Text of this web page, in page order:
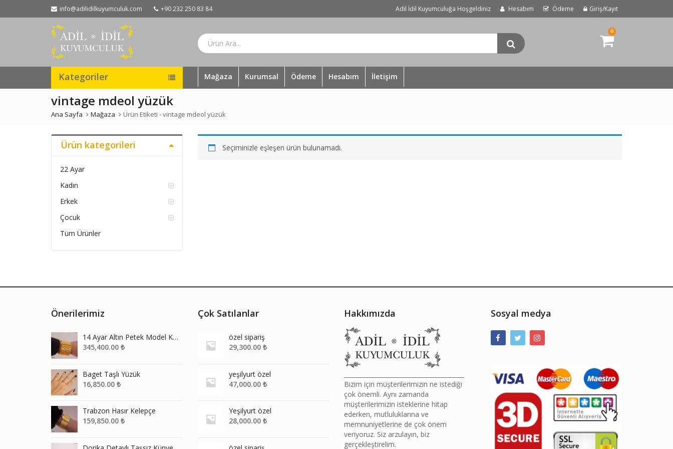
info@adilidilkuyumculuk.com +90 232 250 83 84 Adil İdil Kuyumculuğa Hoşgeldiniz Hesabım Ödeme Giriş/Kayıt
0
Kategoriler Mağaza Kurumsal Ödeme Hesabım İletişim
vintage mdeol yüzük
Ana Sayfa Mağaza Ürün Etiketi -vintage mdeol yüzük
Seçiminizle eşleşen ürün bulunamadı.
Ürün kategorileri
22 Ayar
Kadın
Erkek
Çocuk
Tüm Ürünler
Önerilerimiz
14 Ayar Altın Petek Model Kelepçe
345,400.00 ₺
Baget Taşlı Yüzük
16,850.00 ₺
Trabzon Hasır Kelepçe
159,850.00 ₺
Çok Satılanlar
özel sipariş
29,300.00 ₺
yeşilyurt özel
47,000.00 ₺
Yeşilyurt özel
28,000.00 ₺
Hakkımızda
Bizim için müşterilerimizin ne istediği
çok önemli. Aynı zamanda
müşterilerimizin isteklerine hitap
ederken, mutluluklarına ve
memnuniyetlerine de çok önem
veriyoruz. Siz arzulayın, biz
gerçekleştirelim.
Sosyal medya